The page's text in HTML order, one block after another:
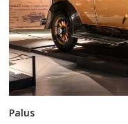
Palus